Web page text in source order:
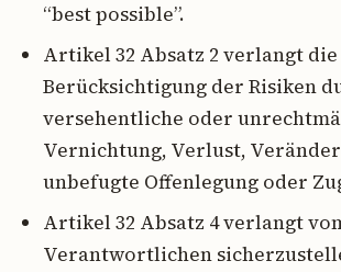
“best possible”.
Artikel 32 Absatz 2 verlangt die
Berücksichtigung der Risiken
versehentliche oder
Vernichtung, Verlust,
unbefugte Offenlegung oder
Artikel 32 Absatz 4 verlangt
Verantwortlichen